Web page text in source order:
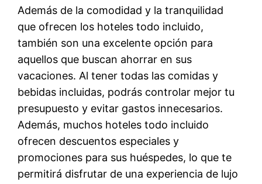
Además de la comodidad y la tranquilidad
que ofrecen los hoteles todo incluido,
también son una excelente opción para
aquellos que buscan ahorrar en sus
vacaciones. Al tener todas las comidas y
bebidas incluidas, podrás controlar mejor tu
presupuesto y evitar gastos innecesarios.
Además, muchos hoteles todo incluido
ofrecen descuentos especiales y
promociones para sus huéspedes, lo que te
permitirá disfrutar de una experiencia de lujo